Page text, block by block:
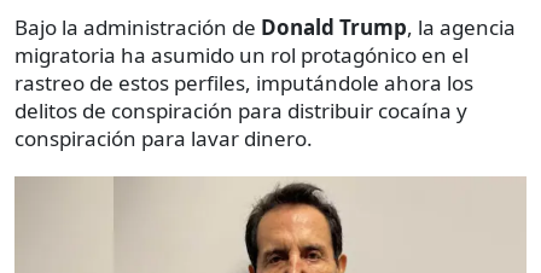
Bajo la administración de Donald Trump, la agencia
migratoria ha asumido un rol protagónico en el
rastreo de estos perfiles, imputándole ahora los
delitos de conspiración para distribuir cocaína y
conspiración para lavar dinero.